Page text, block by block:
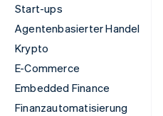
Start-ups
Agentenbasierter Handel
Krypto
E-Commerce
Embedded Finance
Finanzautomatisierung